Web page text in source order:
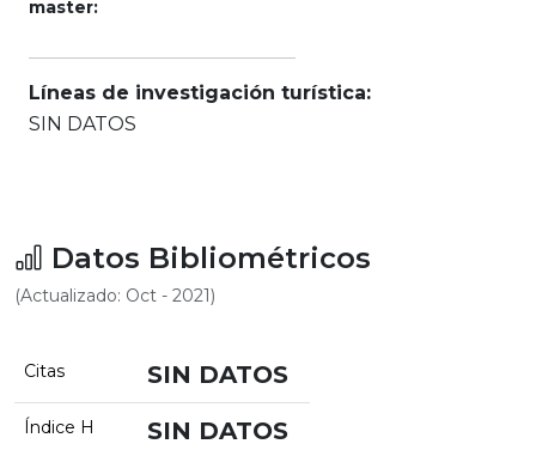
master:
Líneas de investigación turística:
SIN DATOS
Datos Bibliométricos
(Actualizado: Oct - 2021)
Citas SIN DATOS
Índice H SIN DATOS